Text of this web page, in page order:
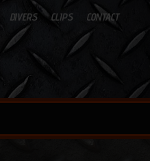
DIVERS CLIPS CONTACT